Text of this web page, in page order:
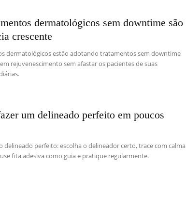
dermatológicos sem downtime são
crescente
dermatológicos estão adotando tratamentos sem downtime
rejuvenescimento sem afastar os pacientes de suas
um delineado perfeito em poucos
delineado perfeito: escolha o delineador certo, trace com calma
fita adesiva como guia e pratique regularmente.